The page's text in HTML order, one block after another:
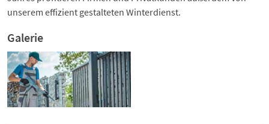
unserem effizient gestalteten Winterdienst.
Galerie